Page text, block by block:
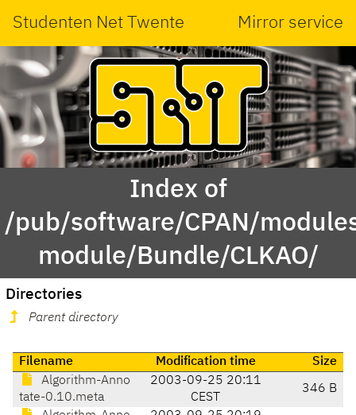
Studenten Net Twente Mirror service
Index of
/pub/software/CPAN/
module/Bundle/CLKAO/
Directories
Parent directory
Filename Modification time
Size
Algorithm-Anno
tate-0.10.meta
2003-09-25 20:11
CEST
346 B